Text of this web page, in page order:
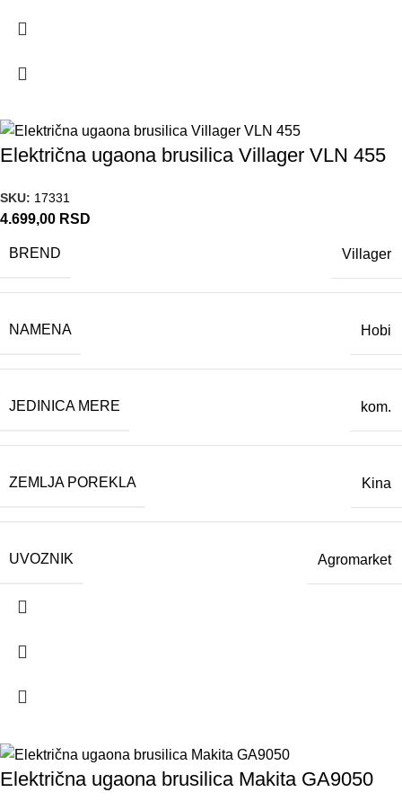
Električna ugaona brusilica Villager VLN 455
SKU: 17331
4.699,00 RSD
BREND Villager
NAMENA Hobi
JEDINICA MERE kom.
ZEMLJA POREKLA Kina
UVOZNIK Agromarket
Električna ugaona brusilica Makita GA9050